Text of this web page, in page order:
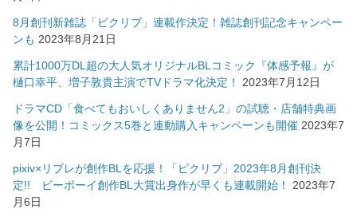
8月創刊新雑誌「ピクリブ」連載作決定！雑誌創刊記念キャンペー
ンも 2023年8月21日
累計1000万DL超の大人気オリジナルBLコミック『体感予報』が
樋口幸平、増子敦貴主演でTVドラマ化決定！
2023年7月12日
ドラマCD「食べてもおいしくありません2」の試聴・店舗特典画
像を公開！コミックス5巻と連動購入キャンペーンも開催 2023年7
月7日
pixiv×リブレが創作BLを応援！「ピクリブ」2023年8月創刊決
定!! ビーボーイ創作BL大賞出身作が早くも連載開始！
2023年7
月6日